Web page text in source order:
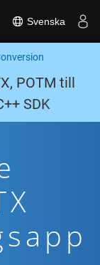
Svenska
POTM till
SDK